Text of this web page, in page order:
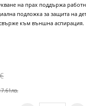
на прах поддържа
подложка за защита на
към външна аспирация.